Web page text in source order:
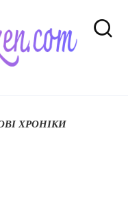
ХРОНІКИ